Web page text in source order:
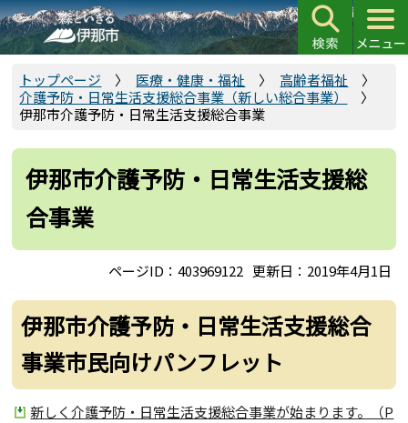
こ
の
ペ
先
トップページ 医療・健康・福祉
高齢者福祉
介護予防・日常生活支援総合事業（新しい総合事業）
伊那市介護予防・日常生活支援総合事業
伊那市介護予防・日常生活支援総
合事業
ページID：403969122 更新日：2019年4月1日
伊那市介護予防・日常生活支援総合
事業市民向けパンフレット
新しく介護予防・日常生活支援総合事業が始まります。（P